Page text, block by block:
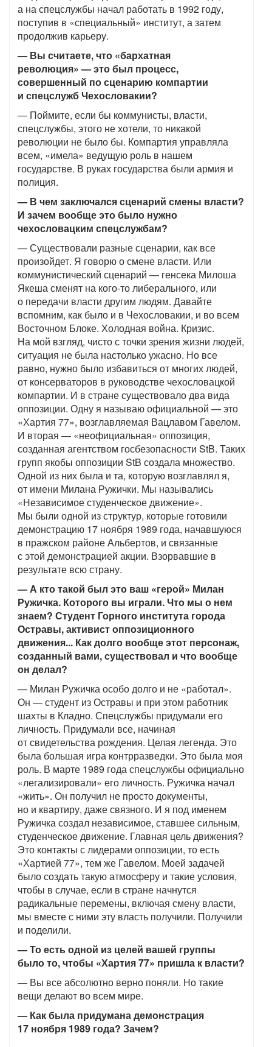
а на спецслужбы начал работать в 1992 году,
поступив в «специальный» институт, а затем
продолжив карьеру.
— Вы считаете, что «бархатная
революция» — это был процесс,
совершенный по сценарию компартии
и спецслужб Чехословакии?
— Поймите, если бы коммунисты, власти,
спецслужбы, этого не хотели, то никакой
революции не было бы. Компартия управляла
всем, «имела» ведущую роль в нашем
государстве. В руках государства были армия и
полиция.
— В чем заключался сценарий смены власти?
И зачем вообще это было нужно
чехословацким спецслужбам?
— Существовали разные сценарии, как все
произойдет. Я говорю о смене власти. Или
коммунистический сценарий — генсека Милоша
Якеша сменят на кого-то либерального, или
о передачи власти другим людям. Давайте
вспомним, как было и в Чехословакии, и во всем
Восточном Блоке. Холодная война. Кризис.
На мой взгляд, чисто с точки зрения жизни людей,
ситуация не была настолько ужасно. Но все
равно, нужно было избавиться от многих людей,
от консерваторов в руководстве чехословацкой
компартии. И в стране существовало два вида
оппозиции. Одну я называю официальной — это
«Хартия 77», возглавляемая Вацлавом Гавелом.
И вторая — «неофициальная» оппозиция,
созданная агентством госбезопасности StB. Таких
групп якобы оппозиции StB создала множество.
Одной из них была и та, которую возглавлял я,
от имени Милана Ружички. Мы назывались
«Независимое студенческое движение».
Мы были одной из структур, которые готовили
демонстрацию 17 ноября 1989 года, начавшуюся
в пражском районе Альбертов, и связанные
с этой демонстрацией акции. Взорвавшие в
результате всю страну.
— А кто такой был это ваш «герой» Милан
Ружичка. Которого вы играли. Что мы о нем
знаем? Студент Горного института города
Остравы, активист оппозиционного
движения... Как долго вообще этот персонаж,
созданный вами, существовал и что вообще
он делал?
— Милан Ружичка особо долго и не «работал».
Он — студент из Остравы и при этом работник
шахты в Кладно. Спецслужбы придумали его
личность. Придумали все, начиная
от свидетельства рождения. Целая легенда. Это
была большая игра контрразведки. Это была моя
роль. В марте 1989 года спецслужбы официально
«легализировали» его личность. Ружичка начал
«жить». Он получил не просто документы,
но и квартиру, даже связного. И я под именем
Ружичка создал независимое, ставшее сильным,
студенческое движение. Главная цель движения?
Это контакты с лидерами оппозиции, то есть
«Хартией 77», тем же Гавелом. Моей задачей
было создать такую атмосферу и такие условия,
чтобы в случае, если в стране начнутся
радикальные перемены, включая смену власти,
мы вместе с ними эту власть получили. Получили
и поделили.
— То есть одной из целей вашей группы
было то, чтобы «Хартия 77» пришла к власти?
— Вы все абсолютно верно поняли. Но такие
вещи делают во всем мире.
— Как была придумана демонстрация
17 ноября 1989 года? Зачем?